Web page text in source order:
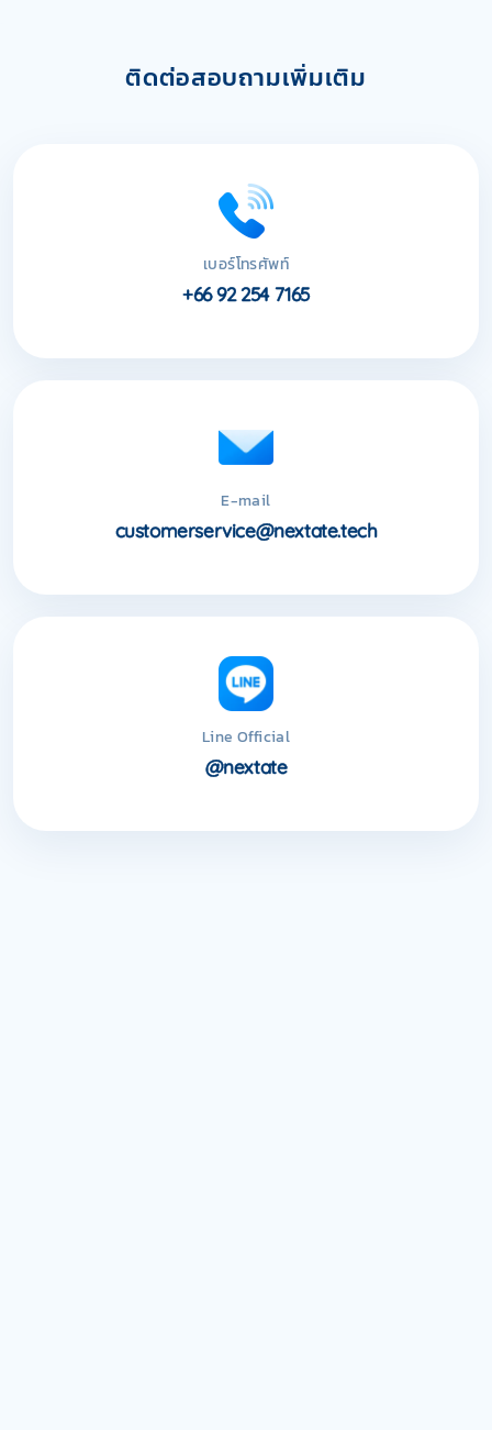
ติดต่อสอบถามเพิ่มเติม
เบอร์โทรศัพท์
+66 92 254 7165
E-mail
customerservice@nextate.tech
Line Official
@nextate